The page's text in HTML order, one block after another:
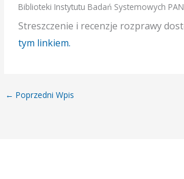
Biblioteki Instytutu Badań Systemowych
Streszczenie i recenzje rozprawy
tym linkiem.
← Poprzedni Wpis